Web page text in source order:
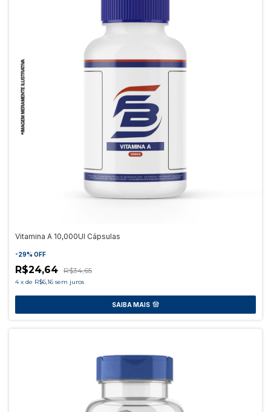
Vitamina A 10,000UI Cápsulas
-29% OFF
R$24,64 R$34,65
4 x de R$6,16 sem juros
SAIBA MAIS